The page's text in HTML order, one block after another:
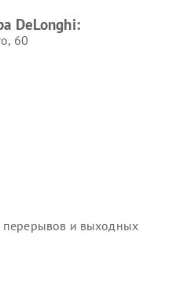
DeLonghi:
60
и выходных